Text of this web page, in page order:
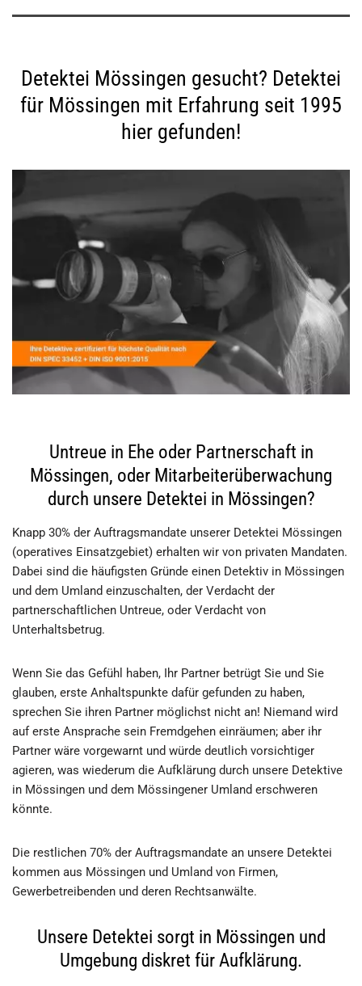
Detektei Mössingen gesucht? Detektei
für Mössingen mit Erfahrung seit 1995
hier gefunden!
Untreue in Ehe oder Partnerschaft in
Mössingen, oder Mitarbeiterüberwachung
durch unsere Detektei in Mössingen?
Knapp 30% der Auftragsmandate unserer Detektei Mössingen
(operatives Einsatzgebiet) erhalten wir von privaten Mandaten.
Dabei sind die häufigsten Gründe einen Detektiv in Mössingen
und dem Umland einzuschalten, der Verdacht der
partnerschaftlichen Untreue, oder Verdacht von
Unterhaltsbetrug.
Wenn Sie das Gefühl haben, Ihr Partner betrügt Sie und Sie
glauben, erste Anhaltspunkte dafür gefunden zu haben,
sprechen Sie ihren Partner möglichst nicht an! Niemand wird
auf erste Ansprache sein Fremdgehen einräumen; aber ihr
Partner wäre vorgewarnt und würde deutlich vorsichtiger
agieren, was wiederum die Aufklärung durch unsere Detektive
in Mössingen und dem Mössingener Umland erschweren
könnte.
Die restlichen 70% der Auftragsmandate an unsere Detektei
kommen aus Mössingen und Umland von Firmen,
Gewerbetreibenden und deren Rechtsanwälte.
Unsere Detektei sorgt in Mössingen und
Umgebung diskret für Aufklärung.